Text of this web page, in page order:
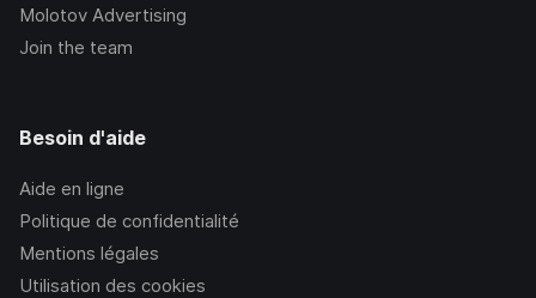
Molotov Advertising
Join the team
Besoin d'aide
Aide en ligne
Politique de confidentialité
Mentions légales
Utilisation des cookies